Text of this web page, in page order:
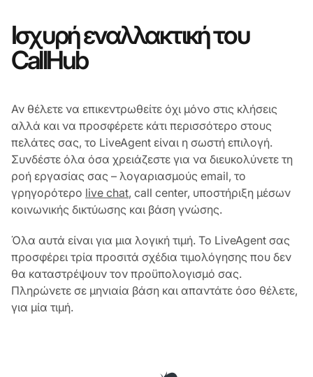
Ισχυρή εναλλακτική του
CallHub
Αν θέλετε να επικεντρωθείτε όχι μόνο στις κλήσεις
αλλά και να προσφέρετε κάτι περισσότερο στους
πελάτες σας, το LiveAgent είναι η σωστή επιλογή.
Συνδέστε όλα όσα χρειάζεστε για να διευκολύνετε τη
ροή εργασίας σας – λογαριασμούς email, το
γρηγορότερο live chat, call center, υποστήριξη μέσων
κοινωνικής δικτύωσης και βάση γνώσης.
Όλα αυτά είναι για μια λογική τιμή. Το LiveAgent σας
προσφέρει τρία προσιτά σχέδια τιμολόγησης που δεν
θα καταστρέψουν τον προϋπολογισμό σας.
Πληρώνετε σε μηνιαία βάση και απαντάτε όσο θέλετε,
για μία τιμή.